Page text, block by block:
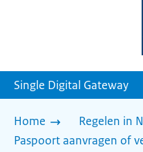
Single Digital Gateway
Home
Regelen in
Paspoort aanvragen of